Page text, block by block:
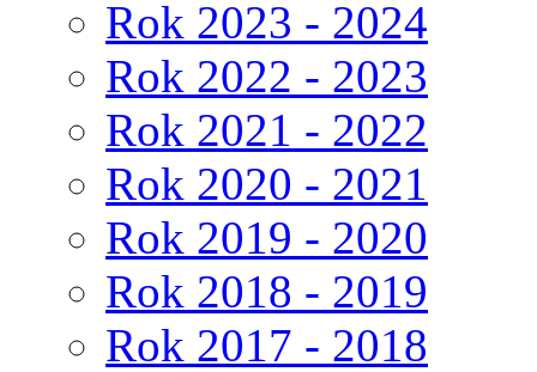
Rok 2023 - 2024
Rok 2022 - 2023
Rok 2021 - 2022
Rok 2020 - 2021
Rok 2019 - 2020
Rok 2018 - 2019
Rok 2017 - 2018